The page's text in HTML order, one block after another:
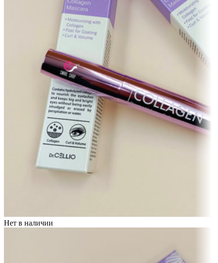
Нет в наличии